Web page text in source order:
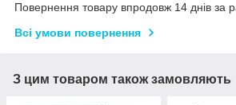
Повернення товару впродовж 14 днів за
Всі умови повернення
З цим товаром також замовляють